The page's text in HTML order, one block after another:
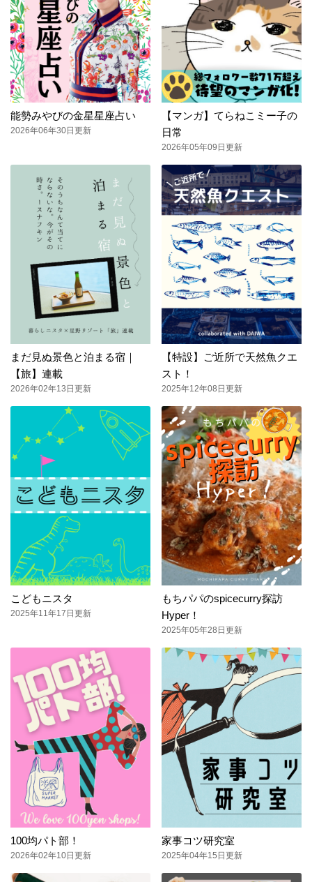
能勢みやびの金星星座占い
2026年06年30日更新
【マンガ】てらねこミー子の
日常
2026年05年09日更新
まだ見ぬ景色と泊まる宿｜
【旅】連載
2026年02年13日更新
【特設】ご近所で天然魚クエ
スト！
2025年12年08日更新
こどもニスタ
2025年11年17日更新
もちパパのspicecurry探訪
Hyper！
2025年05年28日更新
100均パト部！
2026年02年10日更新
家事コツ研究室
2025年04年15日更新